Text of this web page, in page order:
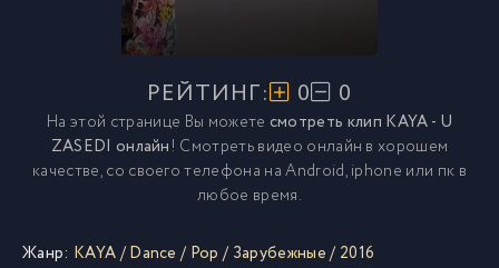
РЕЙТИНГ: 0 0
На этой странице Вы можете смотреть клип KAYA - U
ZASEDI онлайн! Смотреть видео онлайн в хорошем
качестве, со своего телефона на Android, iphone или пк в
любое время.
Жанр: KAYA/Dance / Pop / Зарубежные/ 2016